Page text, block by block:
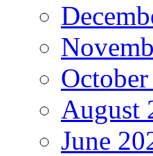
August
June